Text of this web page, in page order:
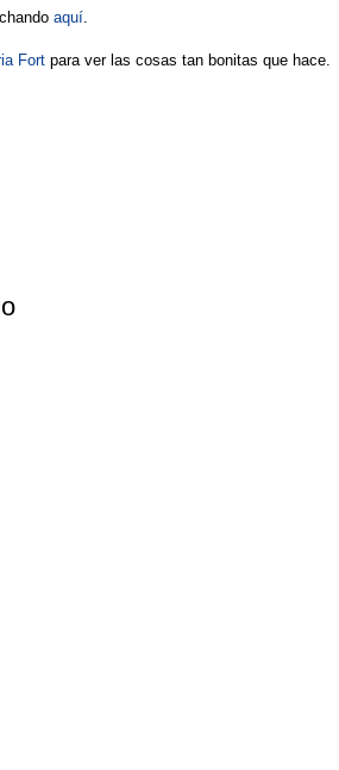
aquí.
Fort para ver las cosas tan bonitas que hace.